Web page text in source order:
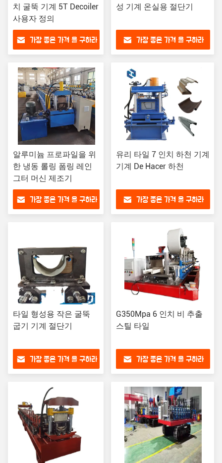
치 굴뚝 기계 5T Decoiler
사용자 정의
가장 좋은 가격 을 구하라
성 기계 온실용 절단기
가장 좋은 가격 을 구하라
알루미늄 프로파일을 위
한 냉동 롤링 폼링 레인
그터 머신 제조기
가장 좋은 가격 을 구하라
유리 타일 7 인치 하천 기계
기계 De Hacer 하천
가장 좋은 가격 을 구하라
타일 형성용 작은 굴뚝
굽기 기계 절단기
가장 좋은 가격 을 구하라
G350Mpa 6 인치 비 추출
스틸 타일
가장 좋은 가격 을 구하라